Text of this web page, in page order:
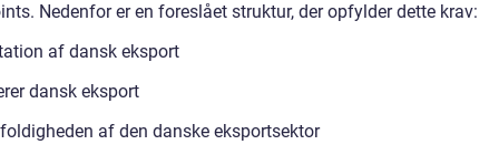
Nedenfor er en foreslået struktur, der opfylder dette krav:
af dansk eksport
dansk eksport
af den danske eksportsektor